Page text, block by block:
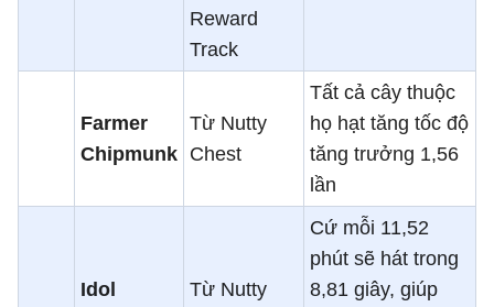
Reward
Track
Farmer
Chipmunk
Từ Nutty
Chest
Tất cả cây thuộc
họ hạt tăng tốc độ
tăng trưởng 1,56
lần
Idol
Từ Nutty
Cứ mỗi 11,52
phút sẽ hát trong
8,81 giây, giúp